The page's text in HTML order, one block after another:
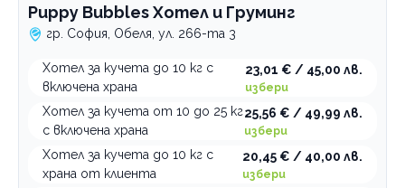
Puppy Bubbles Хотел и Груминг
гр. София, Обеля, ул. 266-та 3
Хотел за кучета до 10 кг с
включена храна
23,01 € / 45,00 лв.
избери
Хотел за кучета от 10 до 25 кг
с включена храна
25,56 € / 49,99 лв.
избери
Хотел за кучета до 10 кг с
храна от клиента
20,45 € / 40,00 лв.
избери